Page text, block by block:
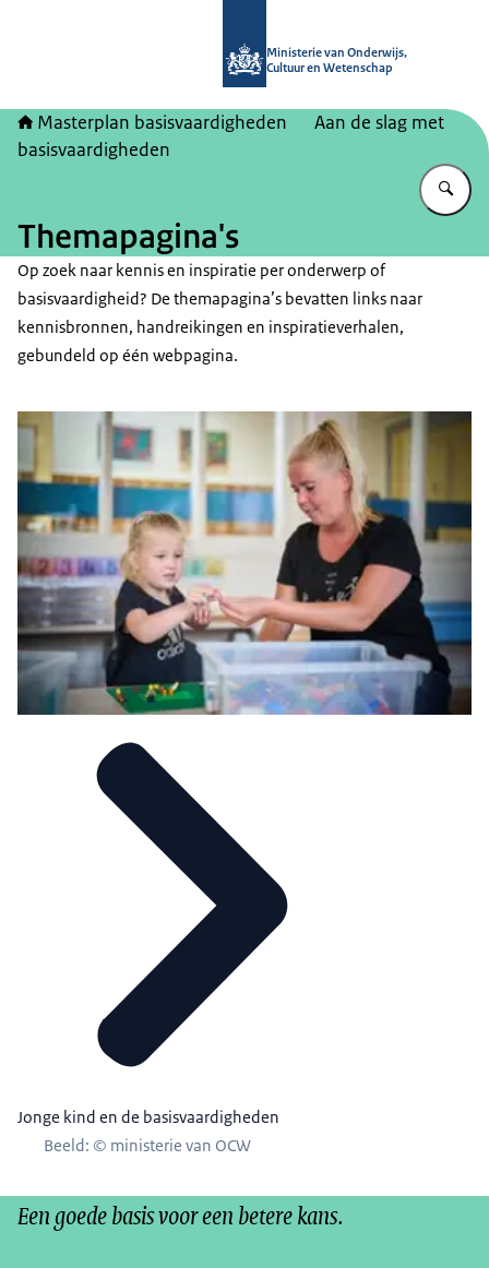
Ministerie van Onderwijs,
Cultuur en Wetenschap
Masterplan basisvaardigheden
Aan de slag met
basisvaardigheden
Themapagina's
Op zoek naar kennis en inspiratie per onderwerp of
basisvaardigheid? De themapagina’s bevatten links naar
kennisbronnen, handreikingen en inspiratieverhalen,
gebundeld op één webpagina.
Jonge kind en de basisvaardigheden
Beeld: © ministerie van OCW
Een goede basis voor een betere kans.